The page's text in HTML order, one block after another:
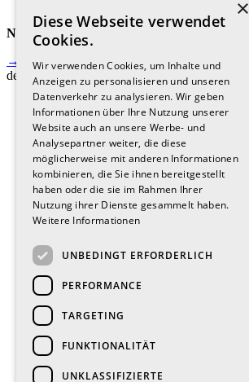
NEWSLETTER
→ Jetzt anmelden und immer auf
dem Laufenden sein.
×
Diese Webseite verwendet
Cookies.
Wir verwenden Cookies, um Inhalte und
Anzeigen zu personalisieren und unseren
Datenverkehr zu analysieren. Wir geben
Informationen über Ihre Nutzung unserer
Website auch an unsere Werbe- und
Analysepartner weiter, die diese
möglicherweise mit anderen Informationen
kombinieren, die Sie ihnen bereitgestellt
haben oder die sie im Rahmen Ihrer
Nutzung ihrer Dienste gesammelt haben.
Weitere Informationen
UNBEDINGT ERFORDERLICH
PERFORMANCE
TARGETING
FUNKTIONALITÄT
UNKLASSIFIZIERTE